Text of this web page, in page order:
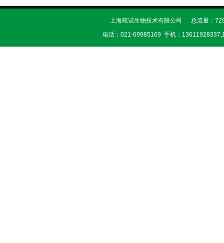
上海莼试生物技术有限公司 总流量：
电话：021-69985169 手机：